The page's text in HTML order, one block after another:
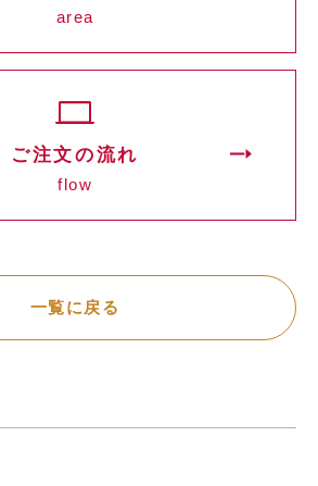
area
ご注文の流れ
flow
一覧に戻る